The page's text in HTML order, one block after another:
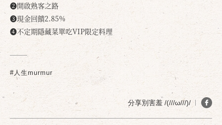
❷開啟熟客之路
❸現金回饋2.85%
❹不定期隱藏菜單吃VIP限定料理
#人生murmur
分享別害羞 /(///ω///)/
確定 取消